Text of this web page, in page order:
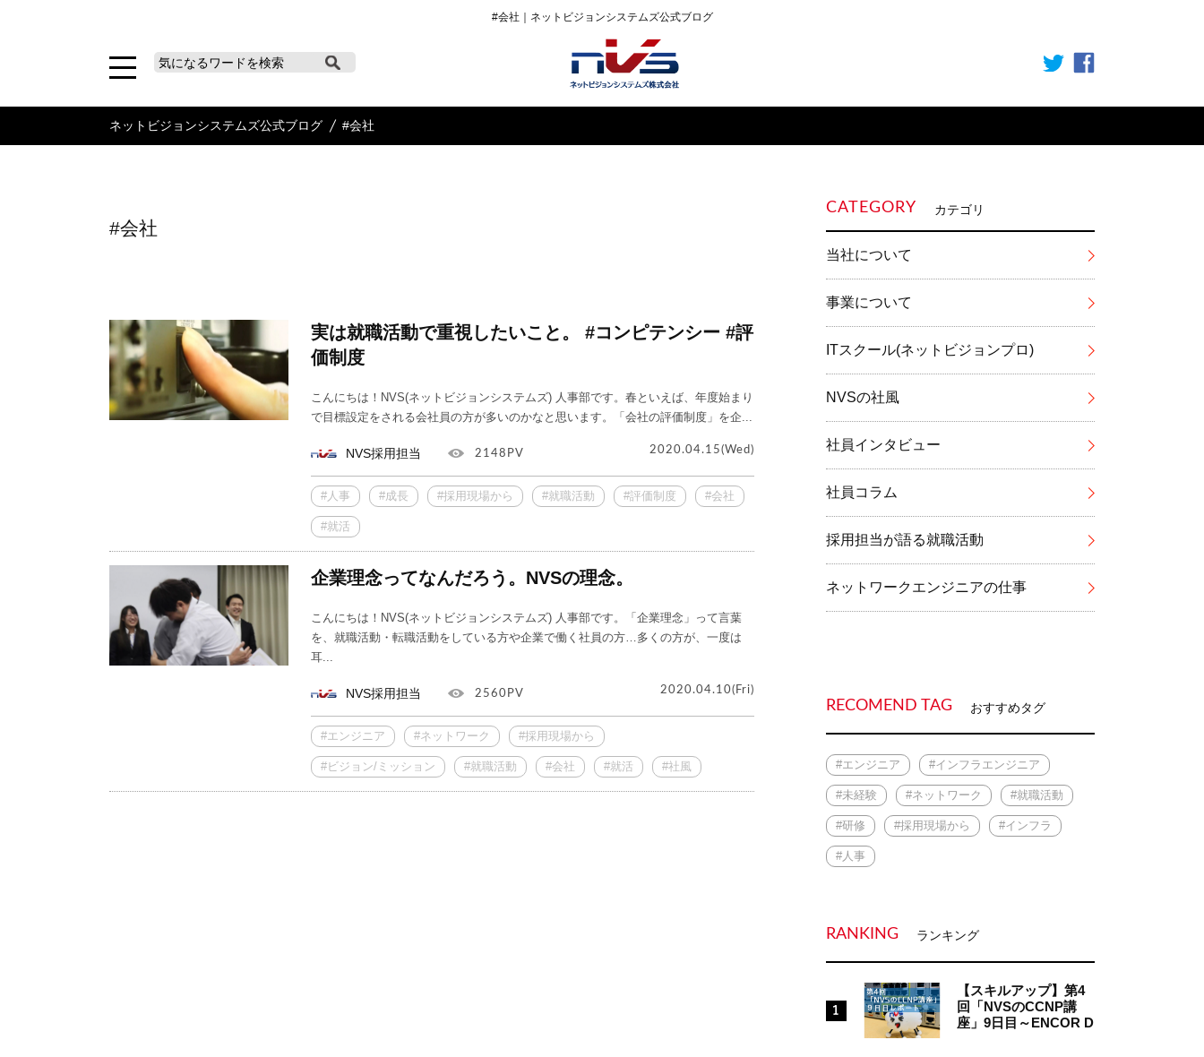
#会社｜ネットビジョンシステムズ公式ブログ
ネットビジョンシステムズ公式ブログ #会社
#会社
実は就職活動で重視したいこと。 #コンピテンシー #評
価制度
こんにちは！NVS(ネットビジョンシステムズ) 人事部です。春といえば、年度始まり
で目標設定をされる会社員の方が多いのかなと思います。「会社の評価制度」を企...
NVS採用担当 2148PV 2020.04.15(Wed)
#人事 #成長 #採用現場から #就職活動 #評価制度 #会社
#就活
企業理念ってなんだろう。NVSの理念。
こんにちは！NVS(ネットビジョンシステムズ) 人事部です。「企業理念」って言葉
を、就職活動・転職活動をしている方や企業で働く社員の方…多くの方が、一度は
耳...
NVS採用担当 2560PV 2020.04.10(Fri)
#エンジニア #ネットワーク #採用現場から
#ビジョン/ミッション #就職活動 #会社 #就活 #社風
CATEGORY カテゴリ
当社について
事業について
ITスクール(ネットビジョンプロ)
NVSの社風
社員インタビュー
社員コラム
採用担当が語る就職活動
ネットワークエンジニアの仕事
RECOMEND TAG おすすめタグ
#エンジニア #インフラエンジニア
#未経験 #ネットワーク #就職活動
#研修 #採用現場から #インフラ
#人事
RANKING ランキング
【スキルアップ】第4
回「NVSのCCNP講
座」9日目～ENCOR D